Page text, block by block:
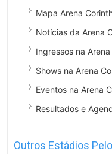
Mapa Arena
Notícias da Arena
Ingressos na
Shows na Arena
Eventos na Arena
Resultados e
Outros Estádios